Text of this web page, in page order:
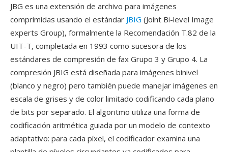
JBG es una extensión de archivo para imágenes
comprimidas usando el estándar JBIG (Joint Bi-level Image
experts Group), formalmente la Recomendación T.82 de la
UIT-T, completada en 1993 como sucesora de los
estándares de compresión de fax Grupo 3 y Grupo 4. La
compresión JBIG está diseñada para imágenes binivel
(blanco y negro) pero también puede manejar imágenes en
escala de grises y de color limitado codificando cada plano
de bits por separado. El algoritmo utiliza una forma de
codificación aritmética guiada por un modelo de contexto
adaptativo: para cada píxel, el codificador examina una